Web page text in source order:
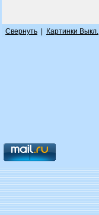
Свернуть Картинки Выкл.